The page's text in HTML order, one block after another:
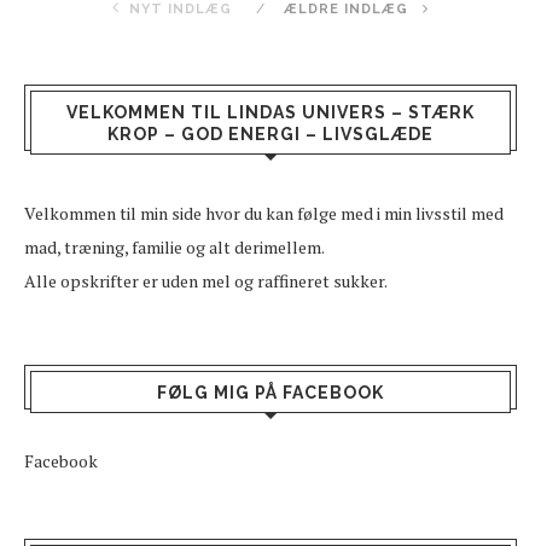
NYT INDLÆG ÆLDRE INDLÆG
VELKOMMEN TIL LINDAS UNIVERS – STÆRK
KROP – GOD ENERGI – LIVSGLÆDE
Velkommen til min side hvor du kan følge med i min livsstil med
mad, træning, familie og alt derimellem.
Alle opskrifter er uden mel og raffineret sukker.
FØLG MIG PÅ FACEBOOK
Facebook